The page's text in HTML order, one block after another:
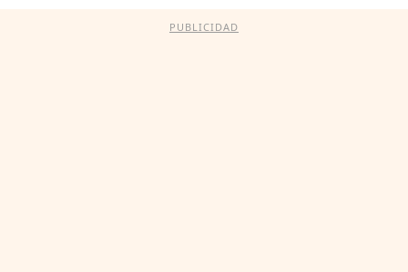
PUBLICIDAD